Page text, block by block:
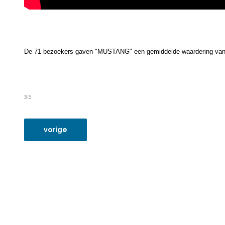
De 71 bezoekers gaven "MUSTANG" een gemiddelde waardering
3,5
vorig artikel: 12jan16 gluck auf
vorige